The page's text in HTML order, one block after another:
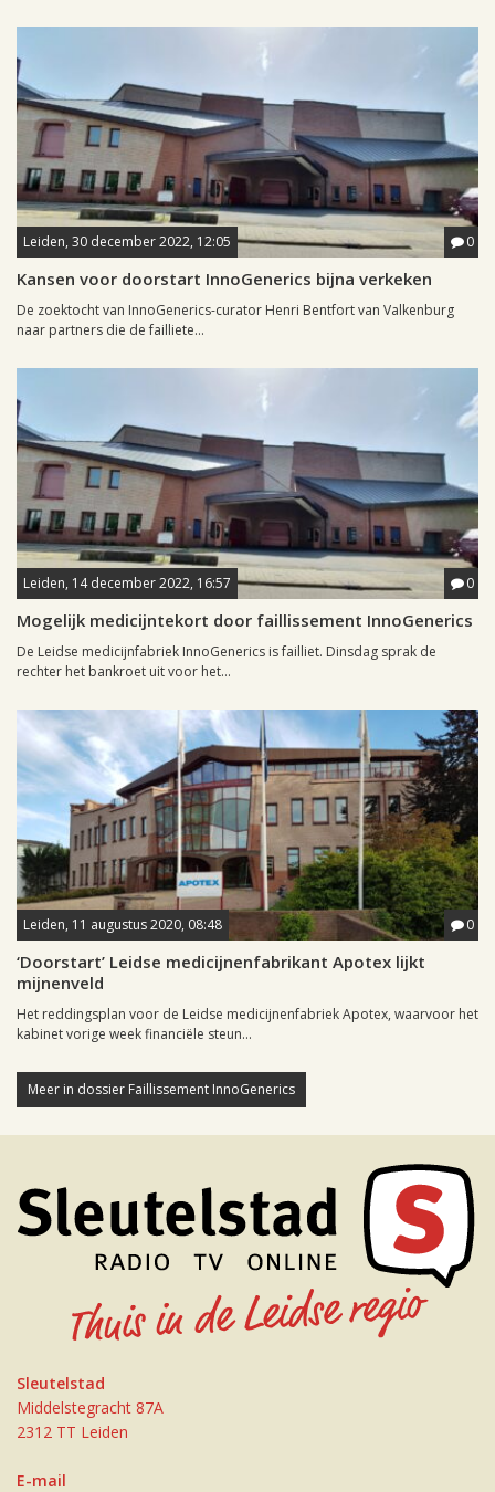
Leiden, 30 december 2022, 12:05 0
Kansen voor doorstart InnoGenerics bijna verkeken
De zoektocht van InnoGenerics-curator Henri Bentfort van Valkenburg
naar partners die de failliete...
Leiden, 14 december 2022, 16:57 0
Mogelijk medicijntekort door faillissement InnoGenerics
De Leidse medicijnfabriek InnoGenerics is failliet. Dinsdag sprak de
rechter het bankroet uit voor het...
Leiden, 11 augustus 2020, 08:48 0
‘Doorstart’ Leidse medicijnenfabrikant Apotex lijkt
mijnenveld
Het reddingsplan voor de Leidse medicijnenfabriek Apotex, waarvoor het
kabinet vorige week financiële steun...
Meer in dossier Faillissement InnoGenerics
Sleutelstad
Middelstegracht 87A
2312 TT Leiden
E-mail